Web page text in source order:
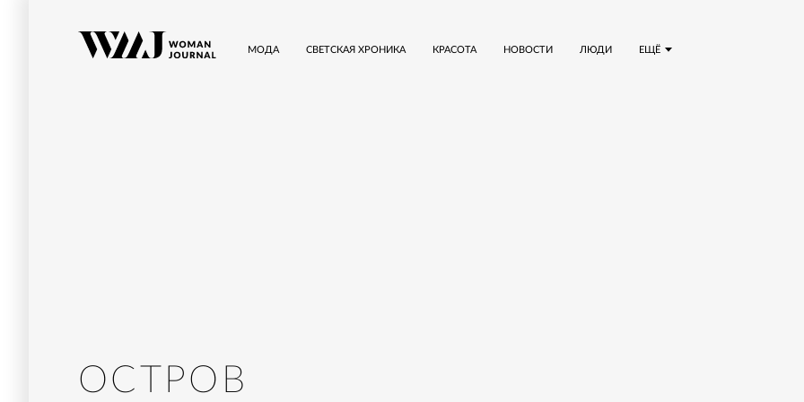
ЕЩЁ
МОДА СВЕТСКАЯ ХРОНИКА КРАСОТА НОВОСТИ ЛЮДИ
ОСТРОВ